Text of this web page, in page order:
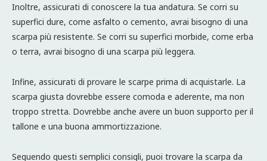
Inoltre, assicurati di conoscere la tua andatura. Se corri su
superfici dure, come asfalto o cemento, avrai bisogno di una
scarpa più resistente. Se corri su superfici morbide, come erba
o terra, avrai bisogno di una scarpa più leggera.
Infine, assicurati di provare le scarpe prima di acquistarle. La
scarpa giusta dovrebbe essere comoda e aderente, ma non
troppo stretta. Dovrebbe anche avere un buon supporto per il
tallone e una buona ammortizzazione.
Seguendo questi semplici consigli, puoi trovare la scarpa da